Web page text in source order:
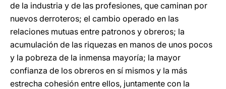
de la industria y de las profesiones, que caminan por
nuevos derroteros; el cambio operado en las
relaciones mutuas entre patronos y obreros; la
acumulación de las riquezas en manos de unos pocos
y la pobreza de la inmensa mayoría; la mayor
confianza de los obreros en sí mismos y la más
estrecha cohesión entre ellos, juntamente con la